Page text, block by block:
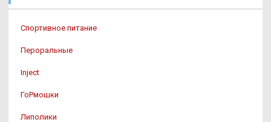
Спортивное питание
Пероральные
Inject
ГоРмошки
Липолики